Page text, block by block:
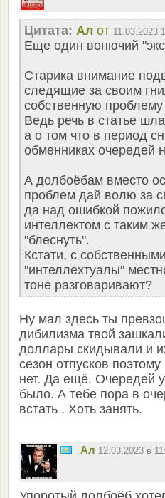
Цитата: Ал от 11.03.2023
Еще один вонючий
Старика внимание
следящие за своим
собственную
Ведь речь в статье
а о том что в период
обменниках очередей
А долбоёбам вместо
проблем дай волю за
да над ошибкой
интеллектом с таким
"блеснуть".
Кстати, с
"интеллехтуалы"
тоне разговаривают?
Ну мал здесь ты
дибилизма твой
доллары скидывали и
сезон отпусков
нет. Да ещё. Очередей
было. А тебе пора в
встать . Хоть занять.
Ал 12.03.2023 в